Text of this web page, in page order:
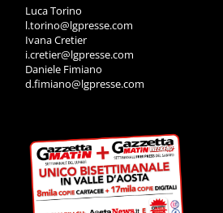
Luca Torino
l.torino@lgpresse.com
Ivana Cretier
i.cretier@lgpresse.com
Daniele Fimiano
d.fimiano@lgpresse.com